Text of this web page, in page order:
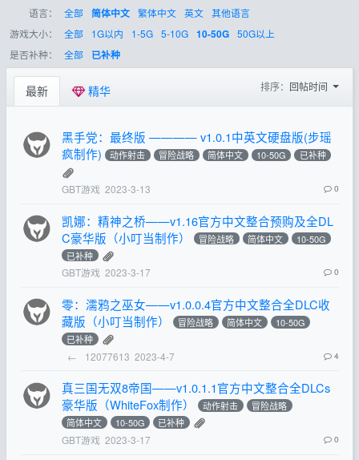
语言：
全部 简体中文 繁体中文 英文 其他语言
游戏大小：
全部 1G以内 1-5G 5-10G 10-50G 50G以上
是否补种：
全部 已补种
最新 精华 排序： 回帖时间
黑手党：最终版 ———— v1.0.1中英文硬盘版(步瑶
疯制作)
动作射击 冒险战略 简体中文 10-50G 已补种
GBT游戏 2023-3-13 0
凯娜：精神之桥——v1.16官方中文整合预购及全DL
C豪华版（小叮当制作）
冒险战略 简体中文
10-50G
已补种
GBT游戏 2023-3-17 0
零：濡鸦之巫女——v1.0.0.4官方中文整合全DLC收
藏版（小叮当制作）
冒险战略 简体中文
10-50G
已补种
← 12077613 2023-4-7 4
真三国无双8帝国——v1.0.1.1官方中文整合全DLCs
豪华版（WhiteFox制作）
动作射击
冒险战略
简体中文
10-50G 已补种
GBT游戏 2023-3-17 0